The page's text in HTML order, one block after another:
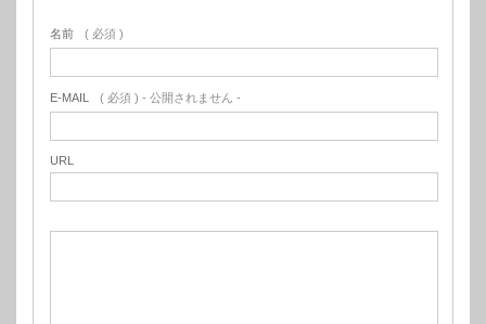
名前 ( 必須 )
E-MAIL ( 必須 ) - 公開されません -
URL